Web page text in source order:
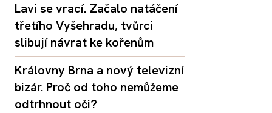
Lavi se vrací. Začalo natáčení
třetího Vyšehradu, tvůrci
slibují návrat ke kořenům
Královny Brna a nový televizní
bizár. Proč od toho nemůžeme
odtrhnout oči?